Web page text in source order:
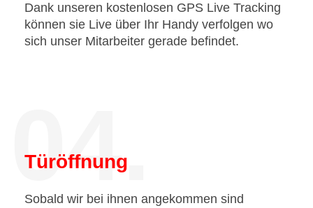
Dank unseren kostenlosen GPS Live Tracking
können sie Live über Ihr Handy verfolgen wo
sich unser Mitarbeiter gerade befindet.
04.
Türöffnung
Sobald wir bei ihnen angekommen sind